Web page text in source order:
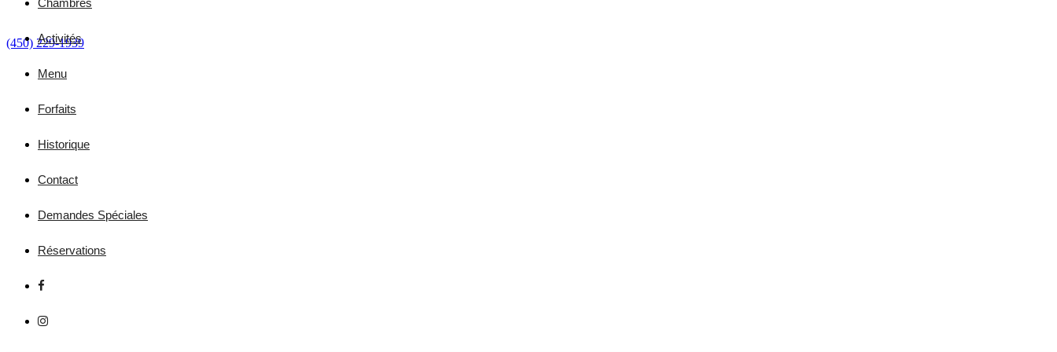
(450) 229-1939
Chambres
Activités
Menu
Forfaits
Historique
Contact
Demandes Spéciales
Réservations